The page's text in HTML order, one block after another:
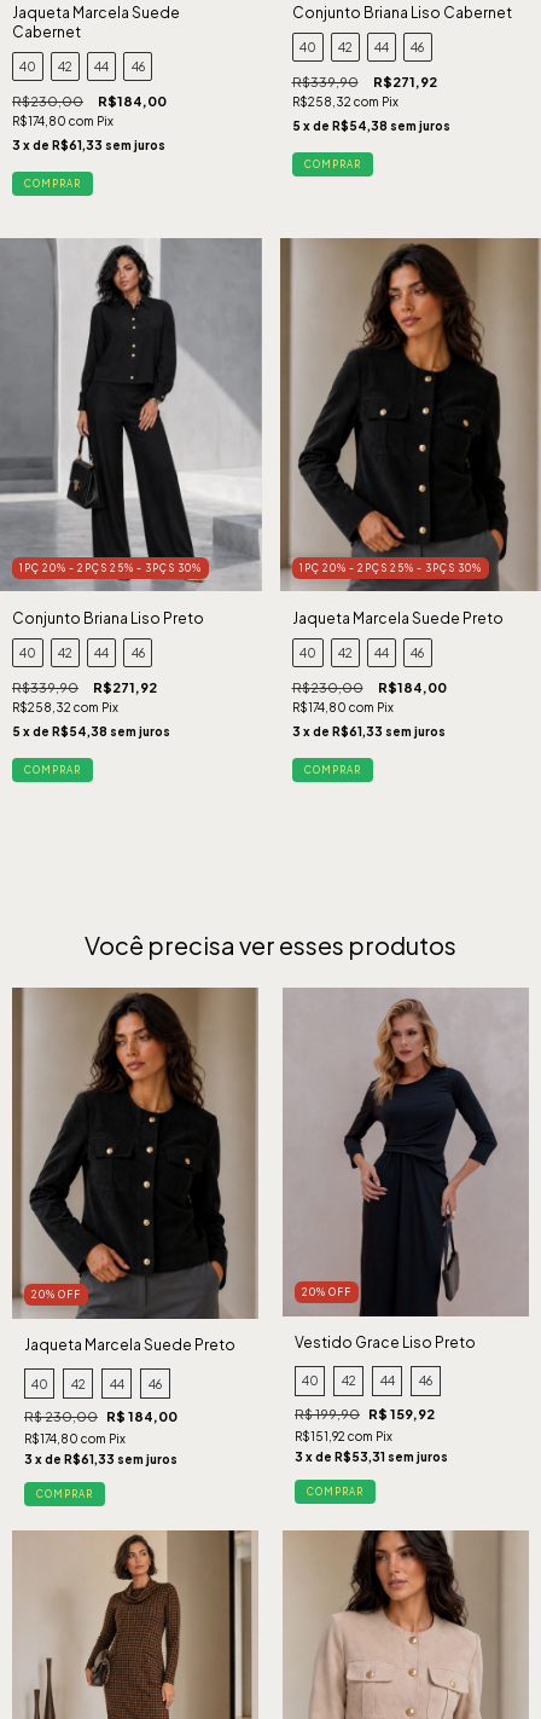
Jaqueta Marcela Suede
Cabernet
40 42 44 46
R$230,00 R$184,00
R$174,80 com Pix
3 x de R$61,33 sem juros
COMPRAR
Conjunto Briana Liso Cabernet
40 42 44 46
R$339,90 R$271,92
R$258,32 com Pix
5 x de R$54,38 sem juros
COMPRAR
1PÇ 20% - 2PÇS 25% - 3PÇS 30%
Conjunto Briana Liso Preto
40 42 44 46
R$339,90 R$271,92
R$258,32 com Pix
5 x de R$54,38 sem juros
COMPRAR
1PÇ 20% - 2PÇS 25% - 3PÇS 30%
Jaqueta Marcela Suede Preto
40 42 44 46
R$230,00 R$184,00
R$174,80 com Pix
3 x de R$61,33 sem juros
COMPRAR
Você precisa ver esses produtos
20% OFF
Jaqueta Marcela Suede Preto
40 42 44 46
R$ 230,00 R$ 184,00
R$174,80 com Pix
3 x de R$61,33 sem juros
COMPRAR
20% OFF
Vestido Grace Liso Preto
40 42 44 46
R$ 199,90 R$ 159,92
R$151,92 com Pix
3 x de R$53,31 sem juros
COMPRAR